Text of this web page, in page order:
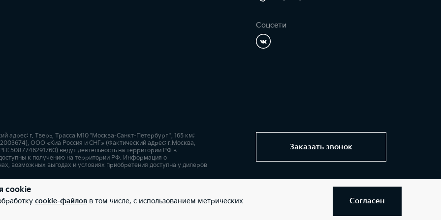
Соцсети
Заказать звонок
г. Тверь, Трасса М10 "Москва-Санкт-Петербург ", 165 км;
ООО «Киа Россия и СНГ» (Фактический адрес: г.Москва,
ведут деятельность на территории РФ в
к получению на территории РФ. Информация о
возможных выгодах и условиях приобретения доступна у дилеров
Карта сайта
cookie
cookie-файлов в том числе, с использованием метрических
Согласен